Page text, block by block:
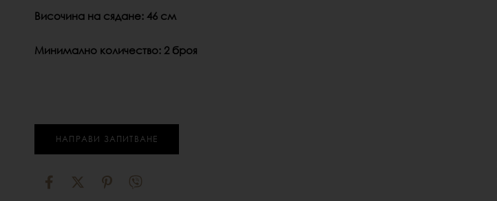
Височина на сядане: 46 см
Минимално количество: 2 броя
НАПРАВИ ЗАПИТВАНЕ